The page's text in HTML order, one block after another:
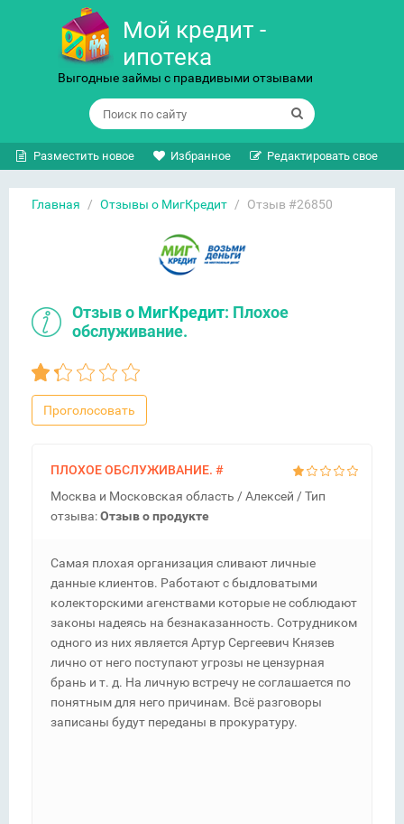
Мой кредит -
ипотека
Выгодные займы с правдивыми отзывами
Разместить новое Избранное Редактировать свое
Главная / Отзывы о МигКредит / Отзыв #26850
Отзыв о МигКредит: Плохое
обслуживание.
Проголосовать
ПЛОХОЕ ОБСЛУЖИВАНИЕ. #
Москва и Московская область /Алексей / Тип
отзыва:Отзыв о продукте
Самая плохая организация сливают личные
данные клиентов. Работают с быдловатыми
колекторскими агенствами которые не соблюдают
законы надеясь на безнаказанность. Сотрудником
одного из них является Артур Сергеевич Князев
лично от него поступают угрозы не цензурная
брань и т. д. На личную встречу не соглашается по
понятным для него причинам. Всё разговоры
записаны будут переданы в прокуратуру.